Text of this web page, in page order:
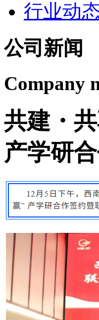
行业动
公司新闻
Company
共建・
产学研